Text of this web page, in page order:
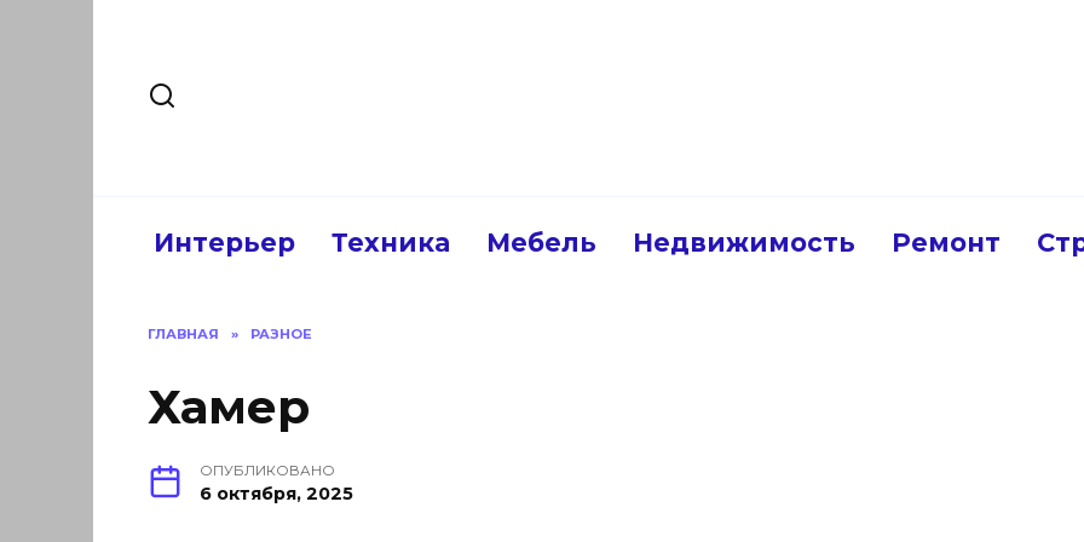
Интерьер Техника Мебель Недвижимость Ремонт
ГЛАВНАЯ » РАЗНОЕ
Хамер
ОПУБЛИКОВАНО
6 октября, 2025